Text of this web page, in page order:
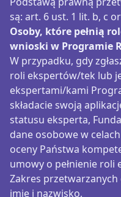
są: art. 6 ust. 1 lit. b, c
Osoby, które pełnią
wnioski w Programie
W przypadku, gdy
roli ekspertów/tek lub
ekspertami/kami
składacie swoją
statusu eksperta,
dane osobowe w
oceny Państwa
umowy o pełnienie roli
Zakres
imię i nazwisko,